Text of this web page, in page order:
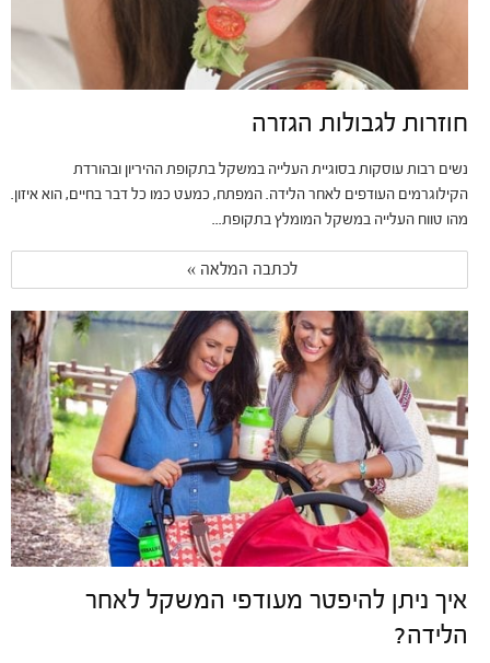
חוזרות לגבולות הגזרה
נשים רבות עוסקות בסוגיית העלייה במשקל בתקופת ההיריון ובהורדת
הקילוגרמים העודפים לאחר הלידה. המפתח, כמעט כמו כל דבר בחיים, הוא איזון.
מהו טווח העלייה במשקל המומלץ בתקופת...
לכתבה המלאה »
איך ניתן להיפטר מעודפי המשקל לאחר
הלידה?